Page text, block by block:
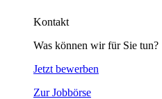
Kontakt
Was können wir für Sie tun?
Jetzt bewerben
Zur Jobbörse